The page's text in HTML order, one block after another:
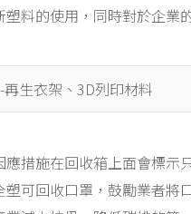
料的使用，同時對於企業
生衣架、3D列印材料
措施在回收箱上面會標示
可回收口罩，鼓勵業者將